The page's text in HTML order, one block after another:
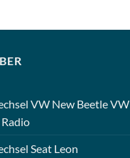
VW New Beetle VW
Seat Leon